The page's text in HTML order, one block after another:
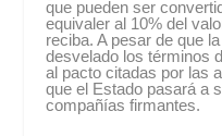
que pueden ser
equivaler al 10% del
reciba. A pesar de que
desvelado los términos
al pacto citadas por las
que el Estado pasará a
compañías firmantes.